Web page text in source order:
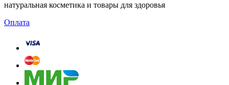
натуральная косметика и товары для здоровья
Оплата